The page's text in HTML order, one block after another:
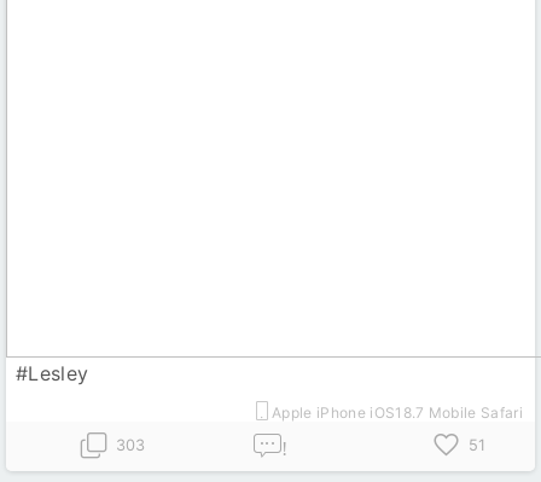
#Lesley
Apple iPhone iOS18.7 Mobile Safari
303
! 51